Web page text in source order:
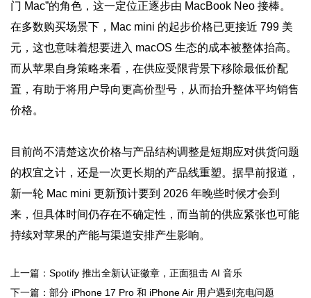
门 Mac”的角色，这一定位正逐步由 MacBook Neo 接棒。
在多数购买场景下，Mac mini 的起步价格已更接近 799 美
元，这也意味着想要进入 macOS 生态的成本被整体抬高。
而从苹果自身策略来看，在供应受限背景下移除最低价配
置，有助于将用户导向更高价型号，从而抬升整体平均销售
价格。
目前尚不清楚这次价格与产品结构调整是短期应对供货问题
的权宜之计，还是一次更长期的产品线重塑。据早前报道，
新一轮 Mac mini 更新预计要到 2026 年晚些时候才会到
来，但具体时间仍存在不确定性，而当前的供应紧张也可能
持续对苹果的产能与渠道安排产生影响。
上一篇：Spotify 推出全新认证徽章，正面狙击 AI 音乐
下一篇：部分 iPhone 17 Pro 和 iPhone Air 用户遇到充电问题